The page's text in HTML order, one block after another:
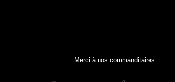
Merci à nos commanditaires :